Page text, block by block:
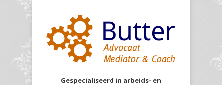
Gespecialiseerd in arbeids- en